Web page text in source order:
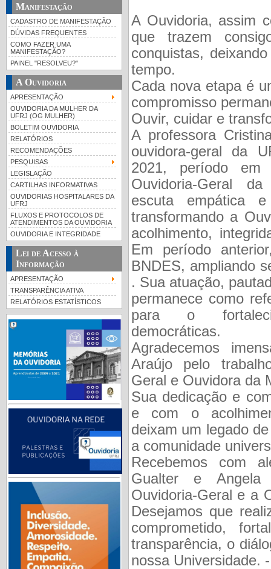
Manifestação
CADASTRO DE MANIFESTAÇÃO
DÚVIDAS FREQUENTES
COMO FAZER UMA
MANIFESTAÇÃO?
PAINEL "RESOLVEU?"
A Ouvidoria
APRESENTAÇÃO
OUVIDORIA DA MULHER DA
UFRJ (OG MULHER)
BOLETIM OUVIDORIA
RELATÓRIOS
RECOMENDAÇÕES
PESQUISAS
LEGISLAÇÃO
CARTILHAS INFORMATIVAS
OUVIDORIAS HOSPITALARES DA
UFRJ
FLUXOS E PROTOCOLOS DE
ATENDIMENTOS DA OUVIDORIA
OUVIDORIA E INTEGRIDADE
Lei de Acesso à
Informação
APRESENTAÇÃO
TRANSPARÊNCIA ATIVA
RELATÓRIOS ESTATÍSTICOS
A Ouvidoria, assim
que trazem
conquistas,
tempo.
Cada nova etapa é
compromisso
Ouvir, cuidar e
A professora
ouvidora-geral da
2021, período
Ouvidoria-Geral
escuta empática
transformando a
acolhimento,
Em período
BNDES, ampliando
. Sua atuação,
permanece como
para o
democráticas.
Agradecemos
Araújo pelo
Geral e Ouvidora da
Sua dedicação e
e com o
deixam um legado
a comunidade
Recebemos com
Gualter e
Ouvidoria-Geral e a
Desejamos que
comprometido,
transparência, o
nossa Universidade.